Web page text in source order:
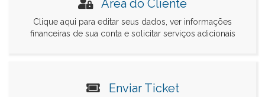
Área do Cliente
Clique aqui para editar seus dados, ver informações
financeiras de sua conta e solicitar serviços adicionais
Enviar Ticket